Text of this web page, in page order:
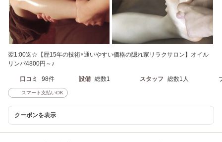
翌1:00迄☆【歴15年の技術×通いやすい価格の隠れ家リラクサロン】オイル
リンパ4800円～♪
口コミ 98件 設備 総数1 スタッフ 総数1人
スマート支払いOK
クーポンを表示